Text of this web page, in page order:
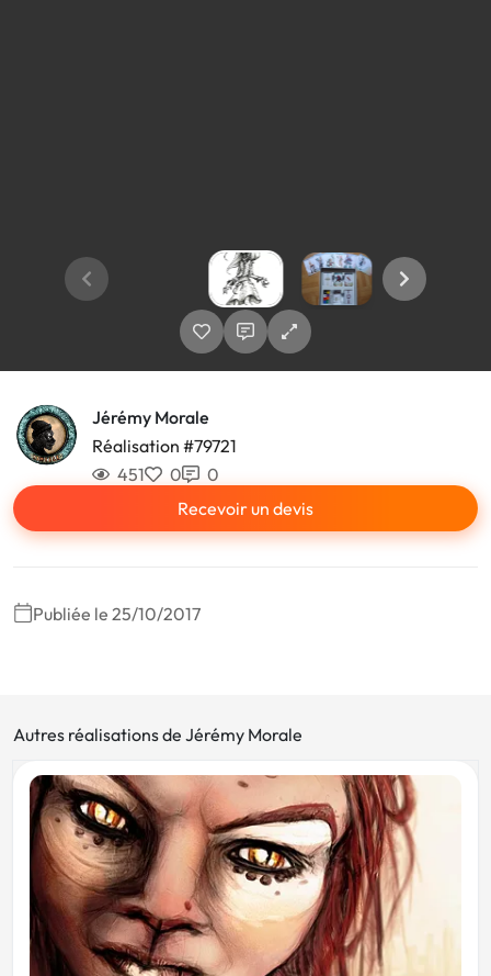
Jérémy Morale
Réalisation #79721
451
0
0
Recevoir un devis
Publiée le 25/10/2017
Autres réalisations de Jérémy Morale